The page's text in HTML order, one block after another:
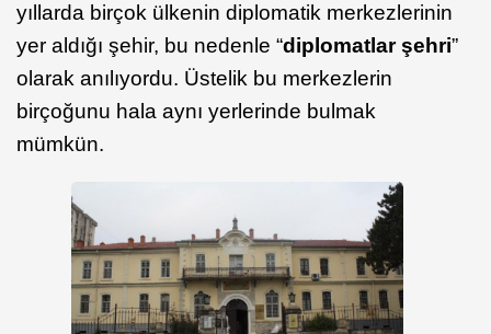
yıllarda birçok ülkenin diplomatik merkezlerinin
yer aldığı şehir, bu nedenle “diplomatlar şehri”
olarak anılıyordu. Üstelik bu merkezlerin
birçoğunu hala aynı yerlerinde bulmak
mümkün.